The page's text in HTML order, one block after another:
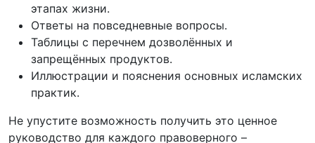
этапах жизни.
Ответы на повседневные вопросы.
Таблицы с перечнем дозволённых и
запрещённых продуктов.
Иллюстрации и пояснения основных исламских
практик.
Не упустите возможность получить это ценное
руководство для каждого правоверного –